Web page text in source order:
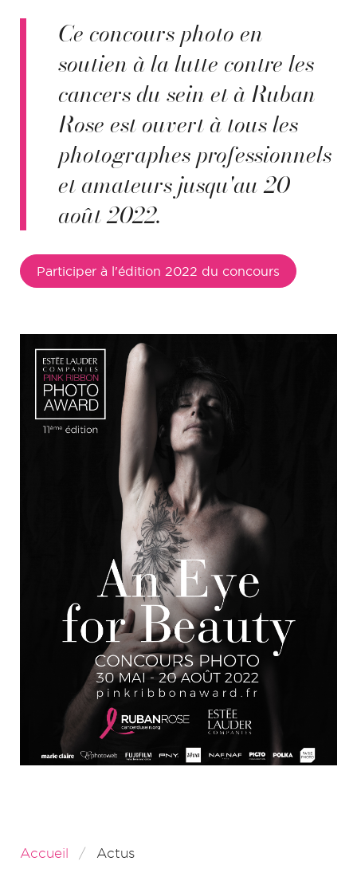
Ce concours photo en
soutien à la lutte contre les
cancers du sein et à Ruban
Rose est ouvert à tous les
photographes professionnels
et amateurs jusqu'au 20
août 2022.
Participer à l'édition 2022 du concours
Accueil Actus